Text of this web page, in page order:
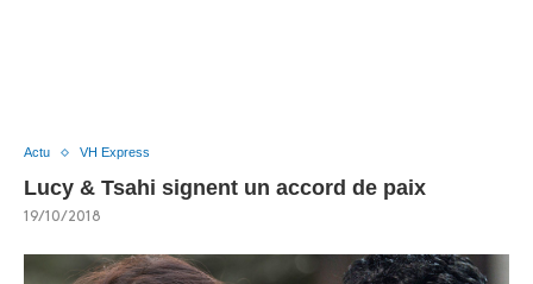
Actu VH Express
Lucy & Tsahi signent un accord de paix
19/10/2018